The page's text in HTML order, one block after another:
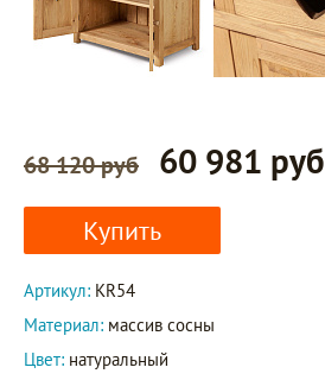
68 120 руб 60 981 руб
Купить
Артикул: KR54
Материал: массив сосны
Цвет: натуральный